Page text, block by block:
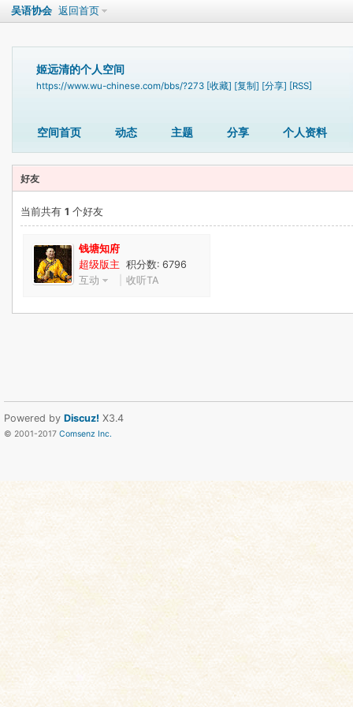
吴语协会 返回首页
姬远清的个人空间
https://www.wu-chinese.com/bbs/?273 [收藏] [复制] [分享] [RSS]
空间首页 动态 主题 分享 个人资料
好友
当前共有 1 个好友
钱塘知府
超级版主 积分数: 6796
互动
收听TA
Powered by Discuz! X3.4
© 2001-2017 Comsenz Inc.